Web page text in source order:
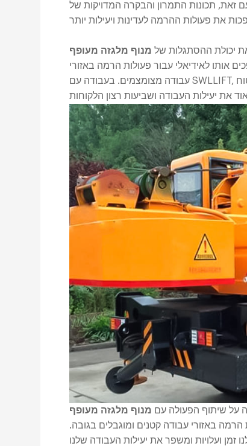
תכונות התמרון והבקרה המדויקות של
יכולת ההסתגלות של
אותו לאידיאלי עבור פעולות הרמה באזורי
עבודה מצומצמים. בעבודה עם SWLLIFT, מנוף הזרוע המעופף של המלגזה מספק פתרון הרמה יעיל ובטוח
על שיתוף הפעולה עם
באזורי עבודה קטנים ומוגבלים בגובה.